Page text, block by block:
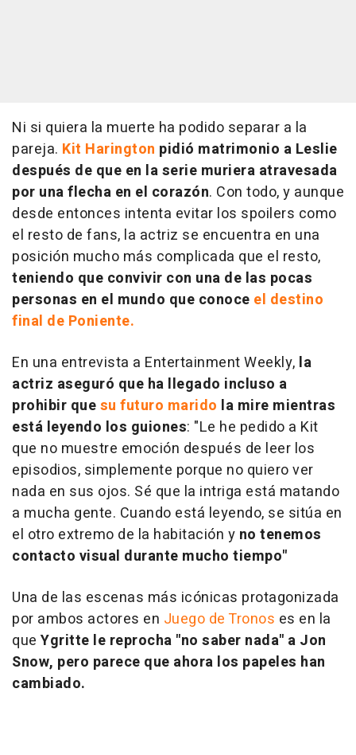
Ni si quiera la muerte ha podido separar a la
pareja. Kit Harington pidió matrimonio a Leslie
después de que en la serie muriera atravesada
por una flecha en el corazón. Con todo, y aunque
desde entonces intenta evitar los spoilers como
el resto de fans, la actriz se encuentra en una
posición mucho más complicada que el resto,
teniendo que convivir con una de las pocas
personas en el mundo que conoce el destino
final de Poniente.
En una entrevista a Entertainment Weekly, la
actriz aseguró que ha llegado incluso a
prohibir quesu futuro marido la mire mientras
está leyendo los guiones: "Le he pedido a Kit
que no muestre emoción después de leer los
episodios, simplemente porque no quiero ver
nada en sus ojos. Sé que la intriga está matando
a mucha gente. Cuando está leyendo, se sitúa en
el otro extremo de la habitación y no tenemos
contacto visual durante mucho tiempo"
Una de las escenas más icónicas protagonizada
por ambos actores en Juego de Tronos es en la
que Ygritte le reprocha "no saber nada" a Jon
Snow, pero parece que ahora los papeles han
cambiado.